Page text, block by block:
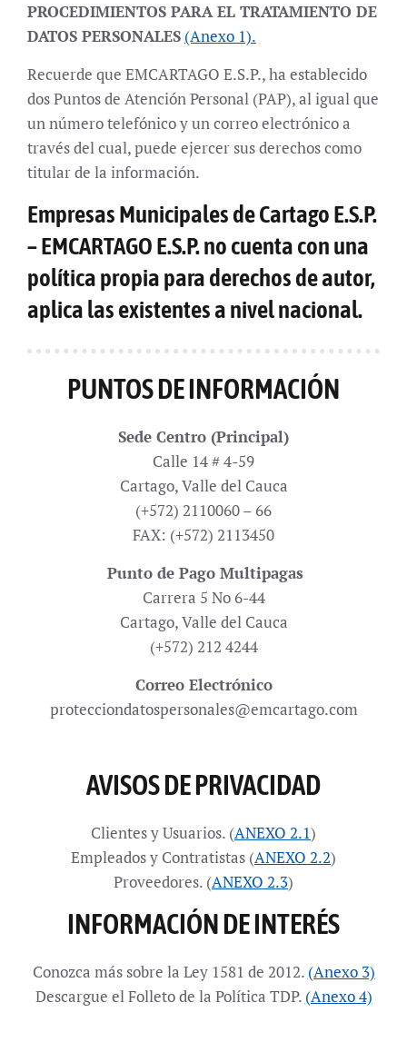
PROCEDIMIENTOS PARA EL TRATAMIENTO DE
DATOS PERSONALES (Anexo 1).
Recuerde que EMCARTAGO E.S.P., ha establecido
dos Puntos de Atención Personal (PAP), al igual que
un número telefónico y un correo electrónico a
través del cual, puede ejercer sus derechos como
titular de la información.
Empresas Municipales de Cartago E.S.P.
– EMCARTAGO E.S.P. no cuenta con una
política propia para derechos de autor,
aplica las existentes a nivel nacional.
PUNTOS DE INFORMACIÓN
Sede Centro (Principal)
Calle 14 # 4-59
Cartago, Valle del Cauca
(+572) 2110060 – 66
FAX: (+572) 2113450
Punto de Pago Multipagas
Carrera 5 No 6-44
Cartago, Valle del Cauca
(+572) 212 4244
Correo Electrónico
protecciondatospersonales@emcartago.com
AVISOS DE PRIVACIDAD
Clientes y Usuarios. (ANEXO 2.1)
Empleados y Contratistas (ANEXO 2.2)
Proveedores. (ANEXO 2.3)
INFORMACIÓN DE INTERÉS
Conozca más sobre la Ley 1581 de 2012. (Anexo 3)
Descargue el Folleto de la Política TDP. (Anexo 4)